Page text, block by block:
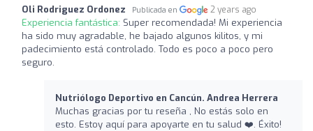
Oli Rodriguez Ordonez Publicada en 2 years ago
Experiencia fantástica: Super recomendada! Mi experiencia
ha sido muy agradable, he bajado algunos kilitos, y mi
padecimiento está controlado. Todo es poco a poco pero
seguro.
Nutriólogo Deportivo en Cancún. Andrea Herrera
Muchas gracias por tu reseña , No estás solo en
esto. Estoy aquí para apoyarte en tu salud ❤️‍. Éxito!